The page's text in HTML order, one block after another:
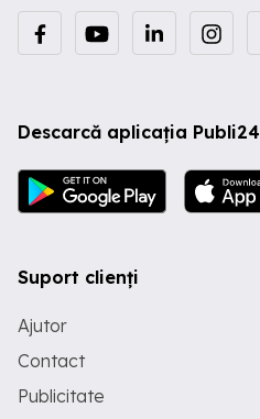
Descarcă aplicația Publi24
Suport clienți
Ajutor
Contact
Publicitate